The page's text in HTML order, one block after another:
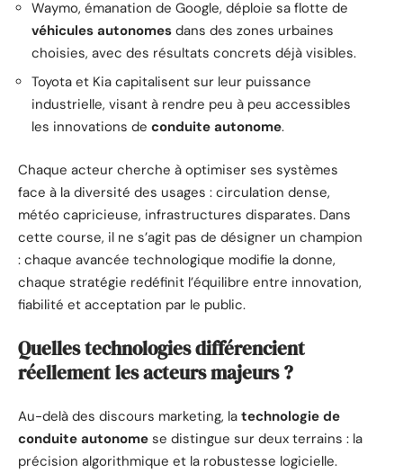
Waymo, émanation de Google, déploie sa flotte de
véhicules autonomes dans des zones urbaines
choisies, avec des résultats concrets déjà visibles.
Toyota et Kia capitalisent sur leur puissance
industrielle, visant à rendre peu à peu accessibles
les innovations de conduite autonome.
Chaque acteur cherche à optimiser ses systèmes
face à la diversité des usages : circulation dense,
météo capricieuse, infrastructures disparates. Dans
cette course, il ne s’agit pas de désigner un champion
: chaque avancée technologique modifie la donne,
chaque stratégie redéfinit l’équilibre entre innovation,
fiabilité et acceptation par le public.
Quelles technologies différencient
réellement les acteurs majeurs ?
Au-delà des discours marketing, la technologie de
conduite autonome se distingue sur deux terrains : la
précision algorithmique et la robustesse logicielle.